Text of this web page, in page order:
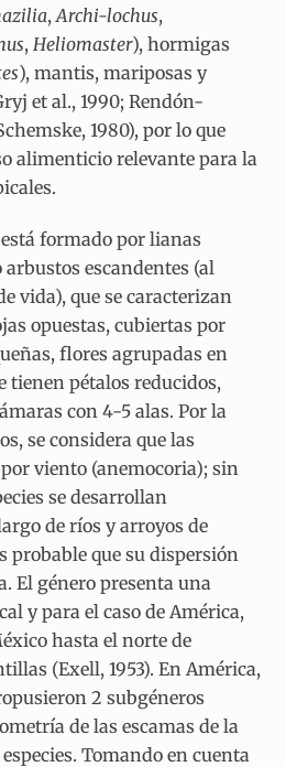
,Archi-lochus,
,Heliomaster), hormigas
), mantis, mariposas y
et al., 1990; Rendón-
1980), por lo que
alimenticio relevante para la
está formado por lianas
arbustos escandentes (al
vida), que se caracterizan
opuestas, cubiertas por
flores agrupadas en
tienen pétalos reducidos,
con 4-5 alas. Por la
se considera que las
viento (anemocoria); sin
se desarrollan
de ríos y arroyos de
probable que su dispersión
El género presenta una
y para el caso de América,
hasta el norte de
(Exell, 1953). En América,
2 subgéneros
de las escamas de la
Tomando en cuenta